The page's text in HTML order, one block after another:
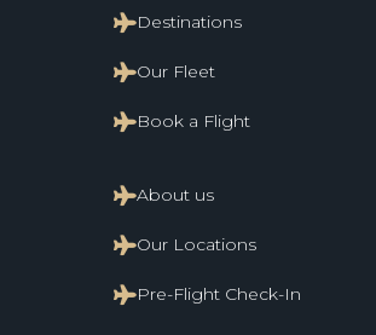
Destinations
Our Fleet
Book a Flight
About us
Our Locations
Pre-Flight Check-In